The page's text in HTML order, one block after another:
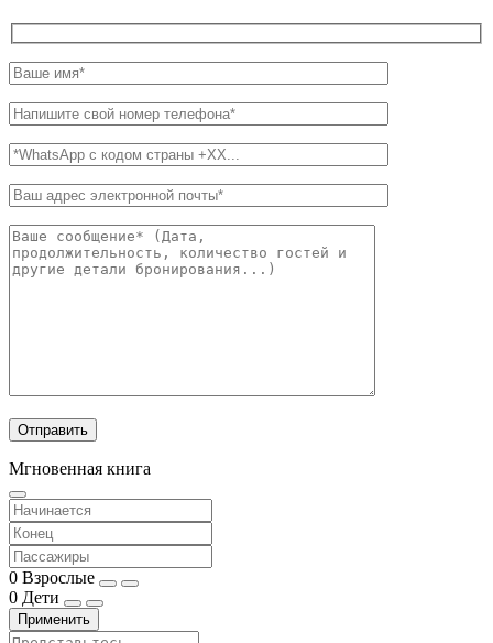
Мгновенная книга
0 Взрослые
0 Дети
Применить